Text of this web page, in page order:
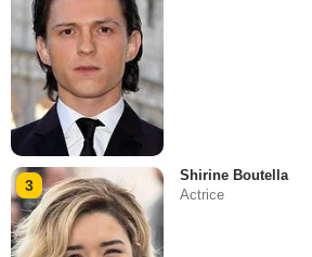
3
Shirine Boutella
Actrice